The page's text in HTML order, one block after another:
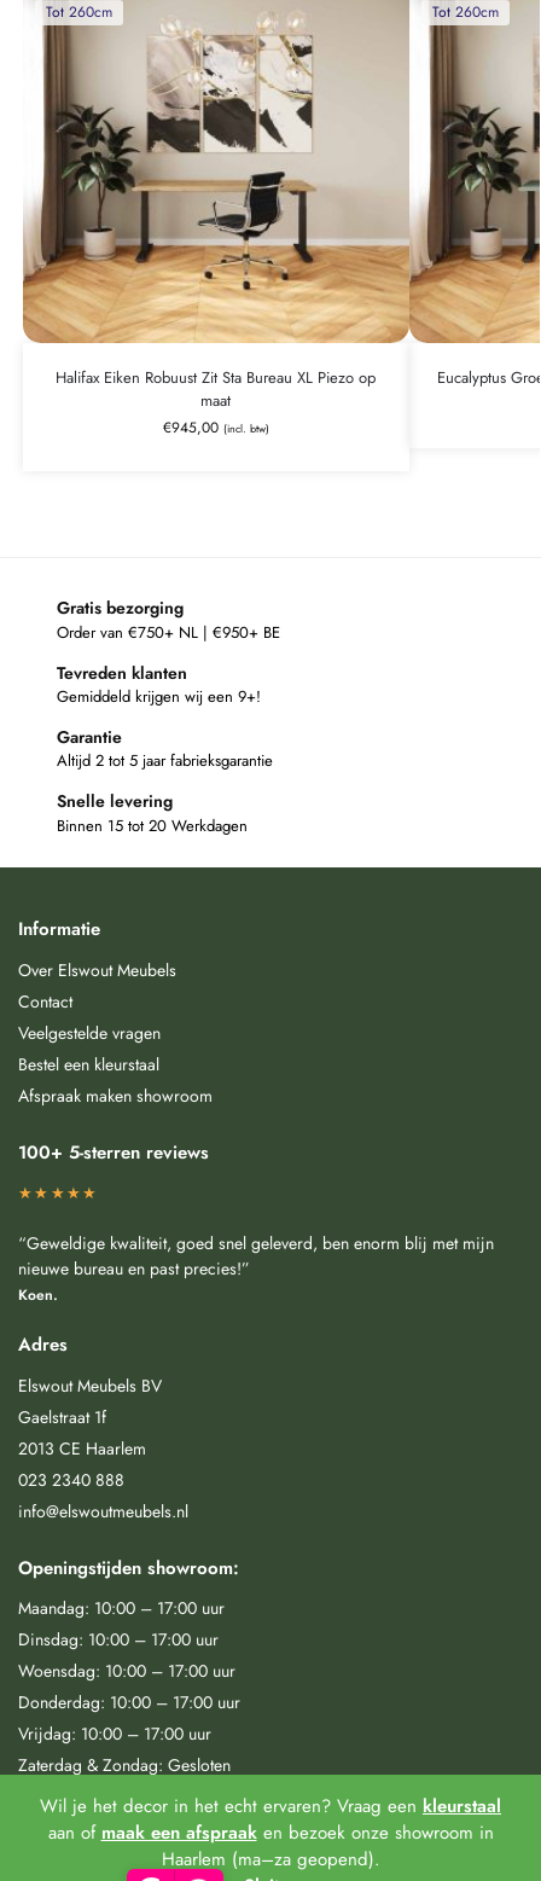
Wil je het decor in het echt ervaren? Vraag een kleurstaal
aan of maak een afspraaken bezoek onze showroom in
Haarlem (ma–za geopend).
Tot 260cm
Halifax Eiken Robuust Zit Sta Bureau XL Piezo op
maat
€945,00 (incl. btw)
Tot 260cm
Eucalyptus
Gratis bezorging
Order van €750+ NL | €950+ BE
Tevreden klanten
Gemiddeld krijgen wij een 9+!
Garantie
Altijd 2 tot 5 jaar fabrieksgarantie
Snelle levering
Binnen 15 tot 20 Werkdagen
Informatie
Over Elswout Meubels
Contact
Veelgestelde vragen
Bestel een kleurstaal
Afspraak maken showroom
100+ 5-sterren reviews
★★★★★
“Geweldige kwaliteit, goed snel geleverd, ben enorm blij met mijn
nieuwe bureau en past precies!”
Koen.
Adres
Elswout Meubels BV
Gaelstraat 1f
2013 CE Haarlem
023 2340 888
info@elswoutmeubels.nl
Openingstijden showroom:
Maandag: 10:00 – 17:00 uur
Dinsdag: 10:00 – 17:00 uur
Woensdag: 10:00 – 17:00 uur
Donderdag: 10:00 – 17:00 uur
Vrijdag: 10:00 – 17:00 uur
Zaterdag & Zondag: Gesloten
Elswout Meubels 2025 © | KVK: 94263329 | BTW: 866698966B01
Algemene voorwaarden|Privacy & Cookies |